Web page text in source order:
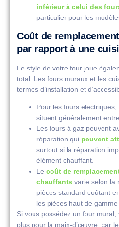
inférieur à celui des
particulier pour les
Coût de
par rapport à une
Le style de votre four joue
total. Les fours muraux et les
termes d’installation et
Pour les fours
situent généralement
Les fours à gaz peuvent
réparation qui peuvent
surtout si la réparation
élément chauffant.
Le coût de
chauffants varie selon la
pièces standard coûtant
les pièces haut de
Si vous possédez un four
plus pour la main-d’œuvre, car